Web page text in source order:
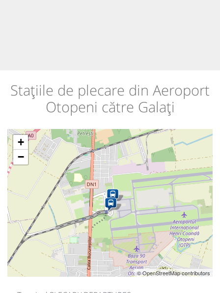
Stațiile de plecare din Aeroport
Otopeni către Galați
+
−
© OpenStreetMap contributors